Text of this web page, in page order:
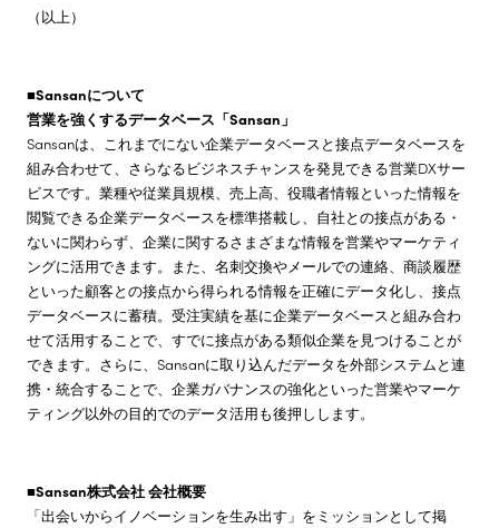
（以上）
■Sansanについて
営業を強くするデータベース「Sansan」
Sansanは、これまでにない企業データベースと接点データベースを
組み合わせて、さらなるビジネスチャンスを発見できる営業DXサー
ビスです。業種や従業員規模、売上高、役職者情報といった情報を
閲覧できる企業データベースを標準搭載し、自社との接点がある・
ないに関わらず、企業に関するさまざまな情報を営業やマーケティ
ングに活用できます。また、名刺交換やメールでの連絡、商談履歴
といった顧客との接点から得られる情報を正確にデータ化し、接点
データベースに蓄積。受注実績を基に企業データベースと組み合わ
せて活用することで、すでに接点がある類似企業を見つけることが
できます。さらに、Sansanに取り込んだデータを外部システムと連
携・統合することで、企業ガバナンスの強化といった営業やマーケ
ティング以外の目的でのデータ活用も後押しします。
■Sansan株式会社 会社概要
「出会いからイノベーションを生み出す」をミッションとして掲